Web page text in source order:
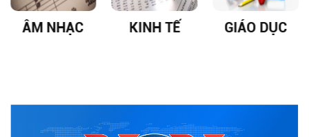
ÂM NHẠC KINH TẾ GIÁO DỤC